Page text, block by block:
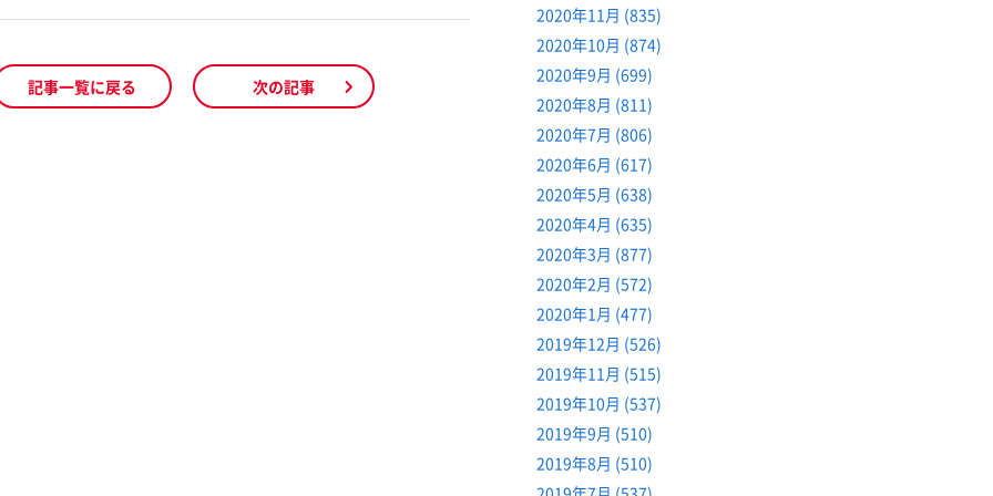
記事一覧に戻る 次の記事
2020年11月 (835)
2020年10月 (874)
2020年9月 (699)
2020年8月 (811)
2020年7月 (806)
2020年6月 (617)
2020年5月 (638)
2020年4月 (635)
2020年3月 (877)
2020年2月 (572)
2020年1月 (477)
2019年12月 (526)
2019年11月 (515)
2019年10月 (537)
2019年9月 (510)
2019年8月 (510)